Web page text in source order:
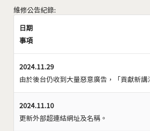
維修公告紀錄:
日期
事項
2024.11.29
由於後台仍收到大量惡意廣告，「貢獻新講
2024.11.10
更新外部超連結網址及名稱。